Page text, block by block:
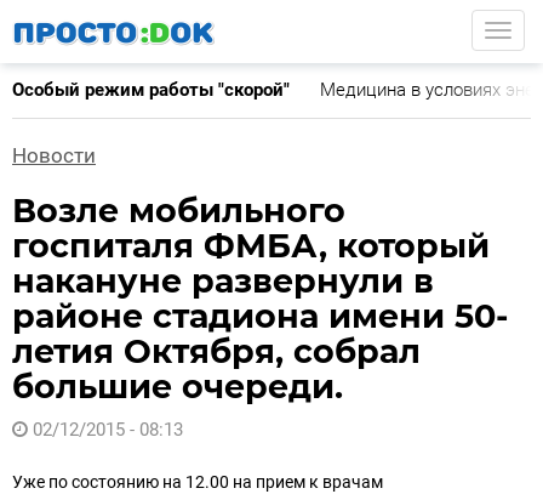
основному
содержанию
Особый режим работы "скорой" Медицина в условиях
Новости
Возле мобильного
госпиталя ФМБА, который
накануне развернули в
районе стадиона имени 50-
летия Октября, собрал
большие очереди.
02/12/2015 - 08:13
Уже по состоянию на 12.00 на прием к врачам